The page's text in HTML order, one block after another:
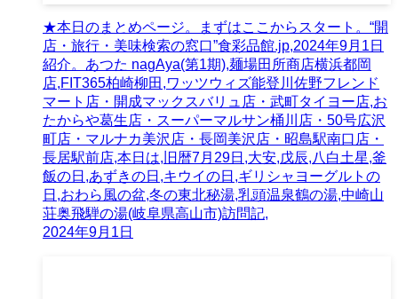
★本日のまとめページ。まずはここからスタート。“開
店・旅行・美味検索の窓口”食彩品館.jp,2024年9月1日
紹介。あつた nagAya(第1期),麺場田所商店横浜都岡
店,FIT365柏崎柳田,ワッツウィズ能登川佐野フレンド
マート店・開成マックスバリュ店・武町タイヨー店,お
たからや葛生店・スーパーマルサン桶川店・50号広沢
町店・マルナカ美沢店・長岡美沢店・昭島駅南口店・
長居駅前店,本日は,旧暦7月29日,大安,戊辰,八白土星,釜
飯の日,あずきの日,キウイの日,ギリシャヨーグルトの
日,おわら風の盆,冬の東北秘湯,乳頭温泉鶴の湯,中崎山
荘奥飛騨の湯(岐阜県高山市)訪問記,
2024年9月1日